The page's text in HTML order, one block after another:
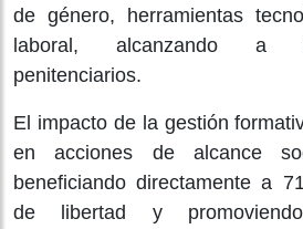
de género, herramientas
laboral, alcanzando a
penitenciarios.
El impacto de la gestión
en acciones de alcance
beneficiando directamente a
de libertad y